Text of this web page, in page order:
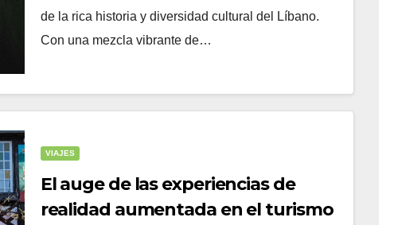
de la rica historia y diversidad cultural del Líbano.
Con una mezcla vibrante de…
VIAJES
El auge de las experiencias de
realidad aumentada en el turismo